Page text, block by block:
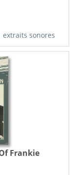
extraits sonores
Frankie